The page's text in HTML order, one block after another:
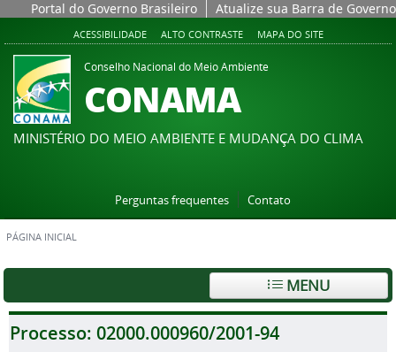
Portal do Governo Brasileiro Atualize sua Barra de Governo
ACESSIBILIDADE ALTO CONTRASTE MAPA DO SITE
Conselho Nacional do Meio Ambiente
CONAMA
MINISTÉRIO DO MEIO AMBIENTE E MUDANÇA DO CLIMA
Perguntas frequentes Contato
PÁGINA INICIAL
MENU
Processo: 02000.000960/2001-94